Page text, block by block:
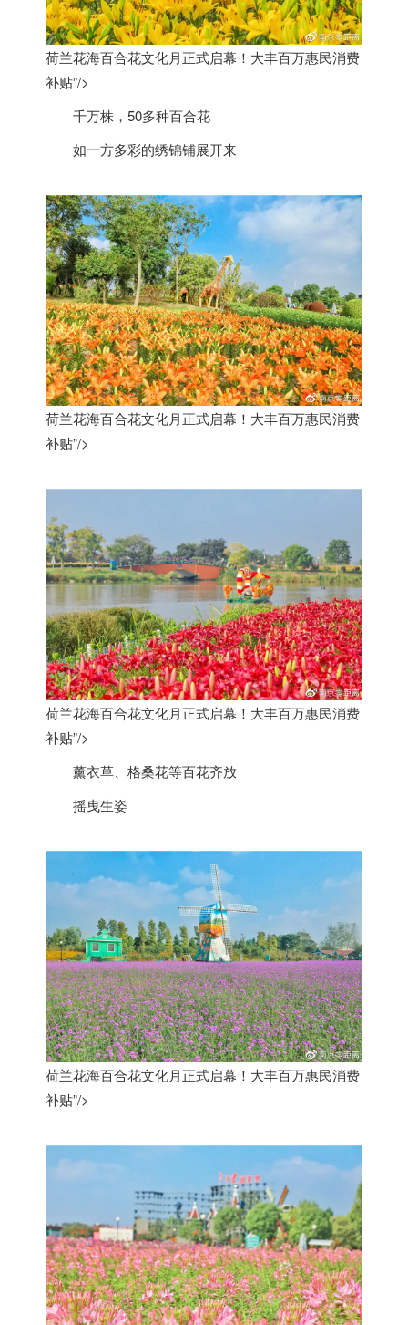
荷兰花海百合花文化月正式启幕！大丰百万惠民消费
补贴”/>
千万株，50多种百合花
如一方多彩的绣锦铺展开来
荷兰花海百合花文化月正式启幕！大丰百万惠民消费
补贴”/>
荷兰花海百合花文化月正式启幕！大丰百万惠民消费
补贴”/>
薰衣草、格桑花等百花齐放
摇曳生姿
荷兰花海百合花文化月正式启幕！大丰百万惠民消费
补贴”/>